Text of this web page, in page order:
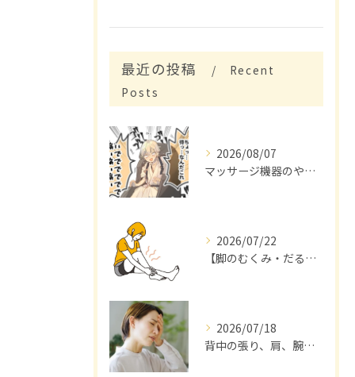
最近の投稿
Recent
Posts
2026/08/07
マッサージ機器のやり過ぎ！！は危険？
2026/07/22
【脚のむくみ・だるさを感じていませんか？】
2026/07/18
背中の張り、肩、腕が痛くて来店